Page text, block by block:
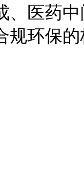
、医药
规环保